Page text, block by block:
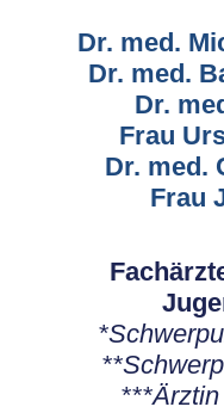
Dr. med.
Dr. med.
Dr.
Frau
Dr. med.
Frau